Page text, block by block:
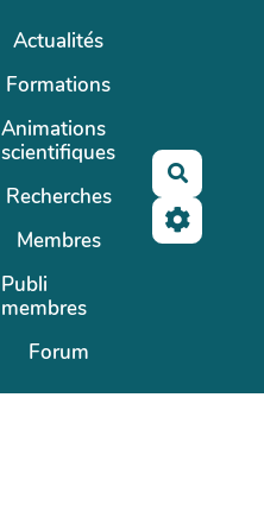
Actualités
Formations
Animations
scientifiques
Recherches
Membres
Publi
membres
Forum